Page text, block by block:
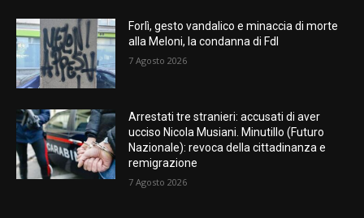
Forlì, gesto vandalico e minaccia di morte
alla Meloni, la condanna di FdI
7 Agosto 2026
Arrestati tre stranieri: accusati di aver
ucciso Nicola Musiani. Minutillo (Futuro
Nazionale): revoca della cittadinanza e
remigrazione
7 Agosto 2026